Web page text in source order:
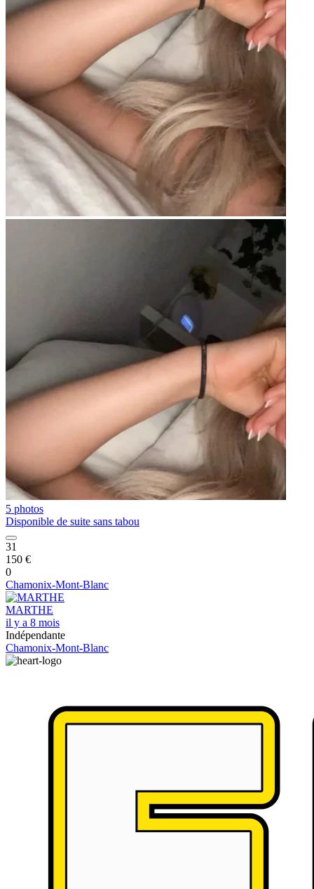
5 photos
Disponible de suite sans tabou
31
150 €
0
Chamonix-Mont-Blanc
MARTHE
il y a 8 mois
Indépendante
Chamonix-Mont-Blanc